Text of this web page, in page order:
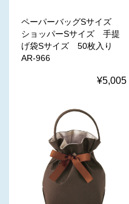
ペーパーバッグSサイズ
ショッパーSサイズ 手提
げ袋Sサイズ 50枚入り
AR-966
¥5,005